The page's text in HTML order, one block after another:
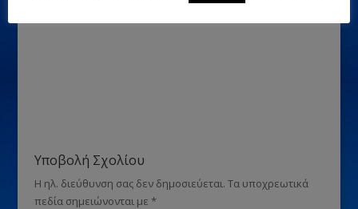
Υποβολή Σχολίου
Η ηλ. διεύθυνση σας δεν δημοσιεύεται. Τα υποχρεωτικά
πεδία σημειώνονται με *